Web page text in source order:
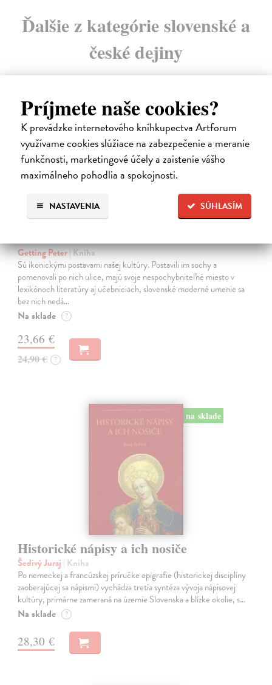
Príjmete naše cookies?
K prevádzke internetového kníhkupectva Artforum
využívame cookies slúžiace na zabezpečenie a meranie
funkčnosti, marketingové účely a zaistenie vášho
maximálneho pohodlia a spokojnosti.
SÚHLASÍM
NASTAVENIA
Ďalšie z kategórie slovenské a
české dejiny
na sklade
Getting Peter| Kniha
Sú ikonickými postavami našej kultúry. Postavili im sochy a
pomenovali po nich ulice, majú svoje nespochybniteľné miesto v
lexikónoch literatúry aj učebniciach, slovenské moderné umenie sa
bez nich nedá…
Na sklade ?
23,66 €
24,90 € ?
na sklade
Historické nápisy a ich nosiče
Šedivý Juraj | Kniha
Po nemeckej a francúzskej príručke epigrafie (historickej disciplíny
zaoberajúcej sa nápismi) vychádza tretia syntéza vývoja nápisovej
kultúry, primárne zameraná na územie Slovenska a blízke okolie, s…
Na sklade ?
28,30 €